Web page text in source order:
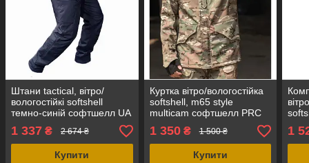
Штани tactical, вітро/
вологостійкі softshell
темно-синій софтшелл UA
1 337 ₴ 2 674 ₴
Купити
Куртка вітро/вологостійка
softshell, m65 style
multicam софтшелл PRC
1 350₴ 1 500 ₴
Купити
1